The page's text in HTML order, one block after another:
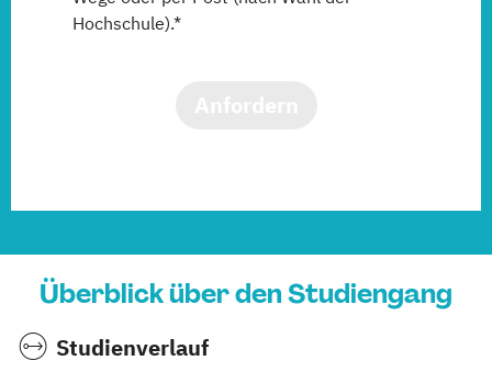
Hochschule).*
Überblick über den Studiengang
Studienverlauf